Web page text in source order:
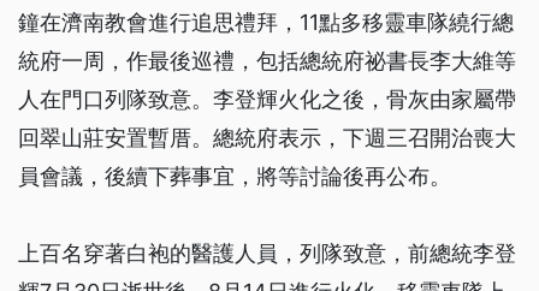
鐘在濟南教會進行追思禮拜，11點多移靈車隊繞行總
統府一周，作最後巡禮，包括總統府祕書長李大維等
人在門口列隊致意。李登輝火化之後，骨灰由家屬帶
回翠山莊安置暫厝。總統府表示，下週三召開治喪大
員會議，後續下葬事宜，將等討論後再公布。
上百名穿著白袍的醫護人員，列隊致意，前總統李登